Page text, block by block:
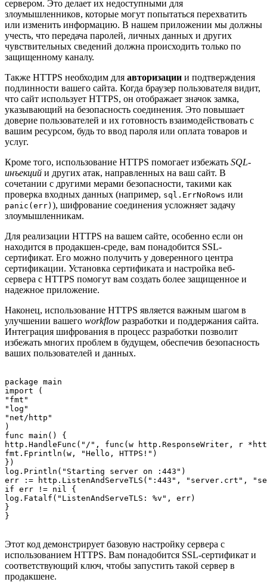
сервером. Это делает их недоступными для
злоумышленников, которые могут попытаться перехватить
или изменить информацию. В нашем приложении мы должны
учесть, что передача паролей, личных данных и других
чувствительных сведений должна происходить только по
защищенному каналу.
Также HTTPS необходим для авторизации и подтверждения
подлинности вашего сайта. Когда браузер пользователя видит,
что сайт использует HTTPS, он отображает значок замка,
указывающий на безопасность соединения. Это повышает
доверие пользователей и их готовность взаимодействовать с
вашим ресурсом, будь то ввод пароля или оплата товаров и
услуг.
Кроме того, использование HTTPS помогает избежать SQL-
инъекций и других атак, направленных на ваш сайт. В
сочетании с другими мерами безопасности, такими как
проверка входных данных (например, sql.ErrNoRows или
panic(err) ), шифрование соединения усложняет задачу
злоумышленникам.
Для реализации HTTPS на вашем сайте, особенно если он
находится в продакшен-среде, вам понадобится SSL-
сертификат. Его можно получить у доверенного центра
сертификации. Установка сертификата и настройка веб-
сервера с HTTPS помогут вам создать более защищенное и
надежное приложение.
Наконец, использование HTTPS является важным шагом в
улучшении вашего workflow разработки и поддержания сайта.
Интеграция шифрования в процесс разработки позволит
избежать многих проблем в будущем, обеспечив безопасность
ваших пользователей и данных.
package main
import (
"fmt"
"log"
"net/http"
)
func main() {
http.HandleFunc("/", func(w http.ResponseWriter, r
fmt.Fprintln(w, "Hello, HTTPS!")
})
log.Println("Starting server on :443")
err := http.ListenAndServeTLS(":443", "server.crt",
if err != nil {
log.Fatalf("ListenAndServeTLS: %v", err)
}
Этот код демонстрирует базовую настройку сервера с
использованием HTTPS. Вам понадобится SSL-сертификат и
соответствующий ключ, чтобы запустить такой сервер в
продакшене.